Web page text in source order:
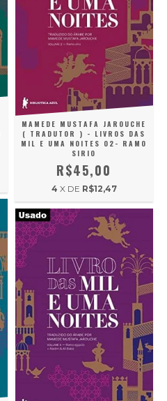
MAMEDE MUSTAFA JAROUCHE
( TRADUTOR ) - LIVROS DAS
MIL E UMA NOITES 02- RAMO
SIRIO
R$45,00
4 X DE R$12,47